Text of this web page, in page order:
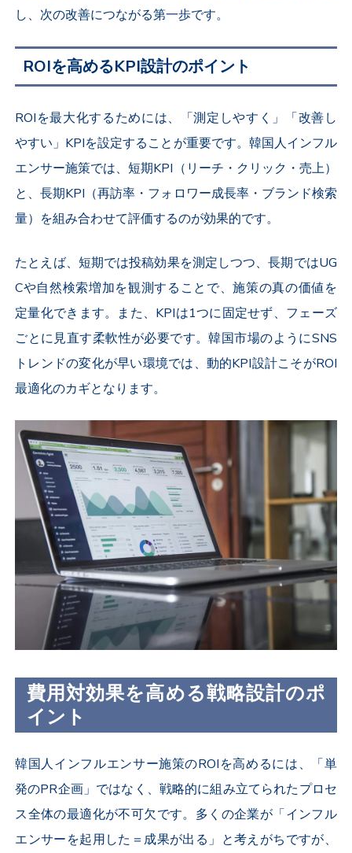
し、次の改善につながる第一歩です。
ROIを高めるKPI設計のポイント
ROIを最大化するためには、「測定しやすく」「改善し
やすい」KPIを設定することが重要です。韓国人インフル
エンサー施策では、短期KPI（リーチ・クリック・売上）
と、長期KPI（再訪率・フォロワー成長率・ブランド検索
量）を組み合わせて評価するのが効果的です。
たとえば、短期では投稿効果を測定しつつ、長期ではUG
Cや自然検索増加を観測することで、施策の真の価値を
定量化できます。また、KPIは1つに固定せず、フェーズ
ごとに見直す柔軟性が必要です。韓国市場のようにSNS
トレンドの変化が早い環境では、 動的KPI設計こそがROI
最適化のカギとなります。
費用対効果を高める戦略設計のポ
イント
韓国人インフルエンサー施策のROIを高めるには、「単
発のPR企画」ではなく、 戦略的に組み立てられたプロセ
ス全体の最適化が不可欠です。多くの企業が「インフル
エンサーを起用した＝成果が出る」と考えがちですが、